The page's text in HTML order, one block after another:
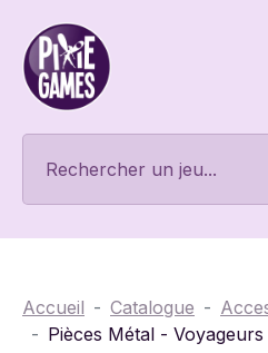
Accueil Catalogue
Pièces Métal -